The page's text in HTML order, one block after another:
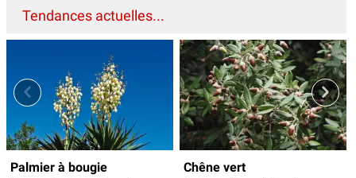
Tendances actuelles...
Palmier à bougie Chêne vert